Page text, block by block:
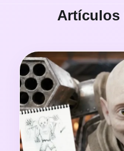
Artículos